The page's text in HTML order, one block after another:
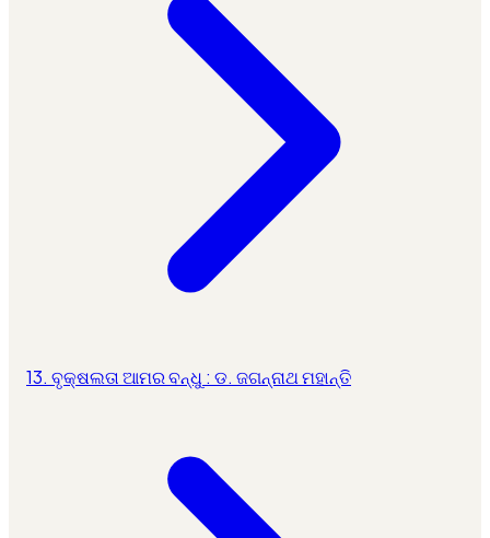
13. ବୃକ୍ଷଲତା ଆମର ବନ୍ଧୁ : ଡ. ଜଗନ୍ନାଥ ମହାନ୍ତି